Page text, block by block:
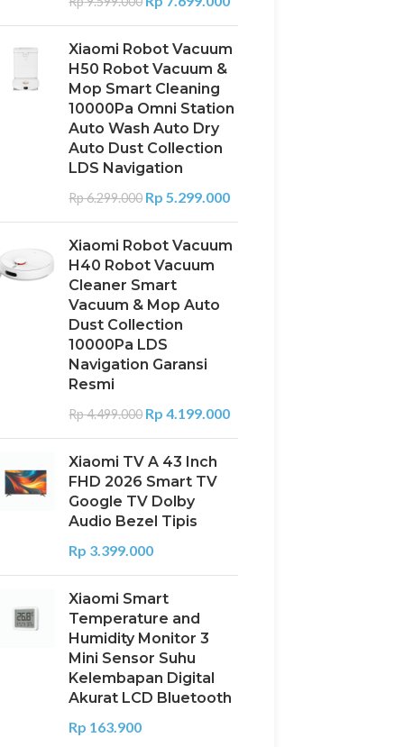
Xiaomi Robot Vacuum
H50 Robot Vacuum &
Mop Smart Cleaning
10000Pa Omni Station
Auto Wash Auto Dry
Auto Dust Collection
LDS Navigation
Rp6.299.000 Rp 5.299.000
Xiaomi Robot Vacuum
H40 Robot Vacuum
Cleaner Smart
Vacuum & Mop Auto
Dust Collection
10000Pa LDS
Navigation Garansi
Resmi
Rp4.499.000 Rp 4.199.000
Xiaomi TV A 43 Inch
FHD 2026 Smart TV
Google TV Dolby
Audio Bezel Tipis
Rp 3.399.000
Xiaomi Smart
Temperature and
Humidity Monitor 3
Mini Sensor Suhu
Kelembapan Digital
Akurat LCD Bluetooth
Rp 163.900